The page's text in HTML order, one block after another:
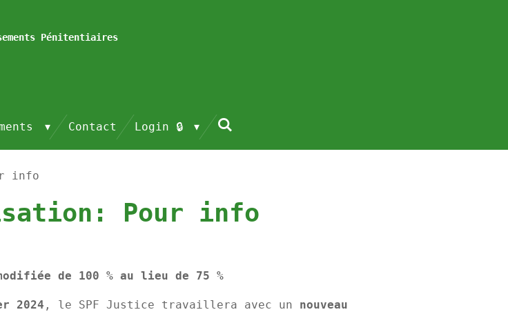
Pénitentiaires
Contact Login 🔒
info
Pour info
de 100 % au lieu de 75 %
2024 , le SPF Justice travaillera avec un
nouveau